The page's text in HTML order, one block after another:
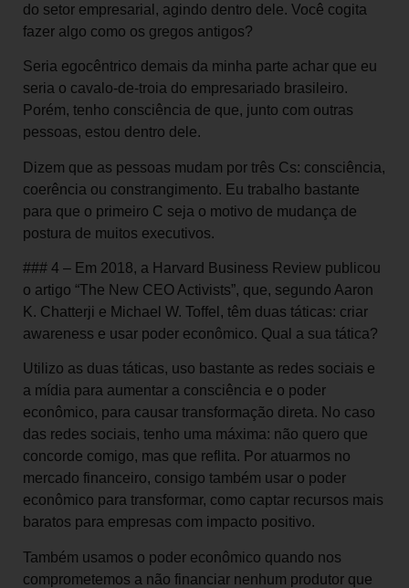
do setor empresarial, agindo dentro dele. Você cogita
fazer algo como os gregos antigos?
Seria egocêntrico demais da minha parte achar que eu
seria o cavalo-de-troia do empresariado brasileiro.
Porém, tenho consciência de que, junto com outras
pessoas, estou dentro dele.
Dizem que as pessoas mudam por três Cs: consciência,
coerência ou constrangimento. Eu trabalho bastante
para que o primeiro C seja o motivo de mudança de
postura de muitos executivos.
### 4 – Em 2018, a Harvard Business Review publicou
o artigo “The New CEO Activists”, que, segundo Aaron
K. Chatterji e Michael W. Toffel, têm duas táticas: criar
awareness e usar poder econômico. Qual a sua tática?
Utilizo as duas táticas, uso bastante as redes sociais e
a mídia para aumentar a consciência e o poder
econômico, para causar transformação direta. No caso
das redes sociais, tenho uma máxima: não quero que
concorde comigo, mas que reflita. Por atuarmos no
mercado financeiro, consigo também usar o poder
econômico para transformar, como captar recursos mais
baratos para empresas com impacto positivo.
Também usamos o poder econômico quando nos
comprometemos a não financiar nenhum produtor que